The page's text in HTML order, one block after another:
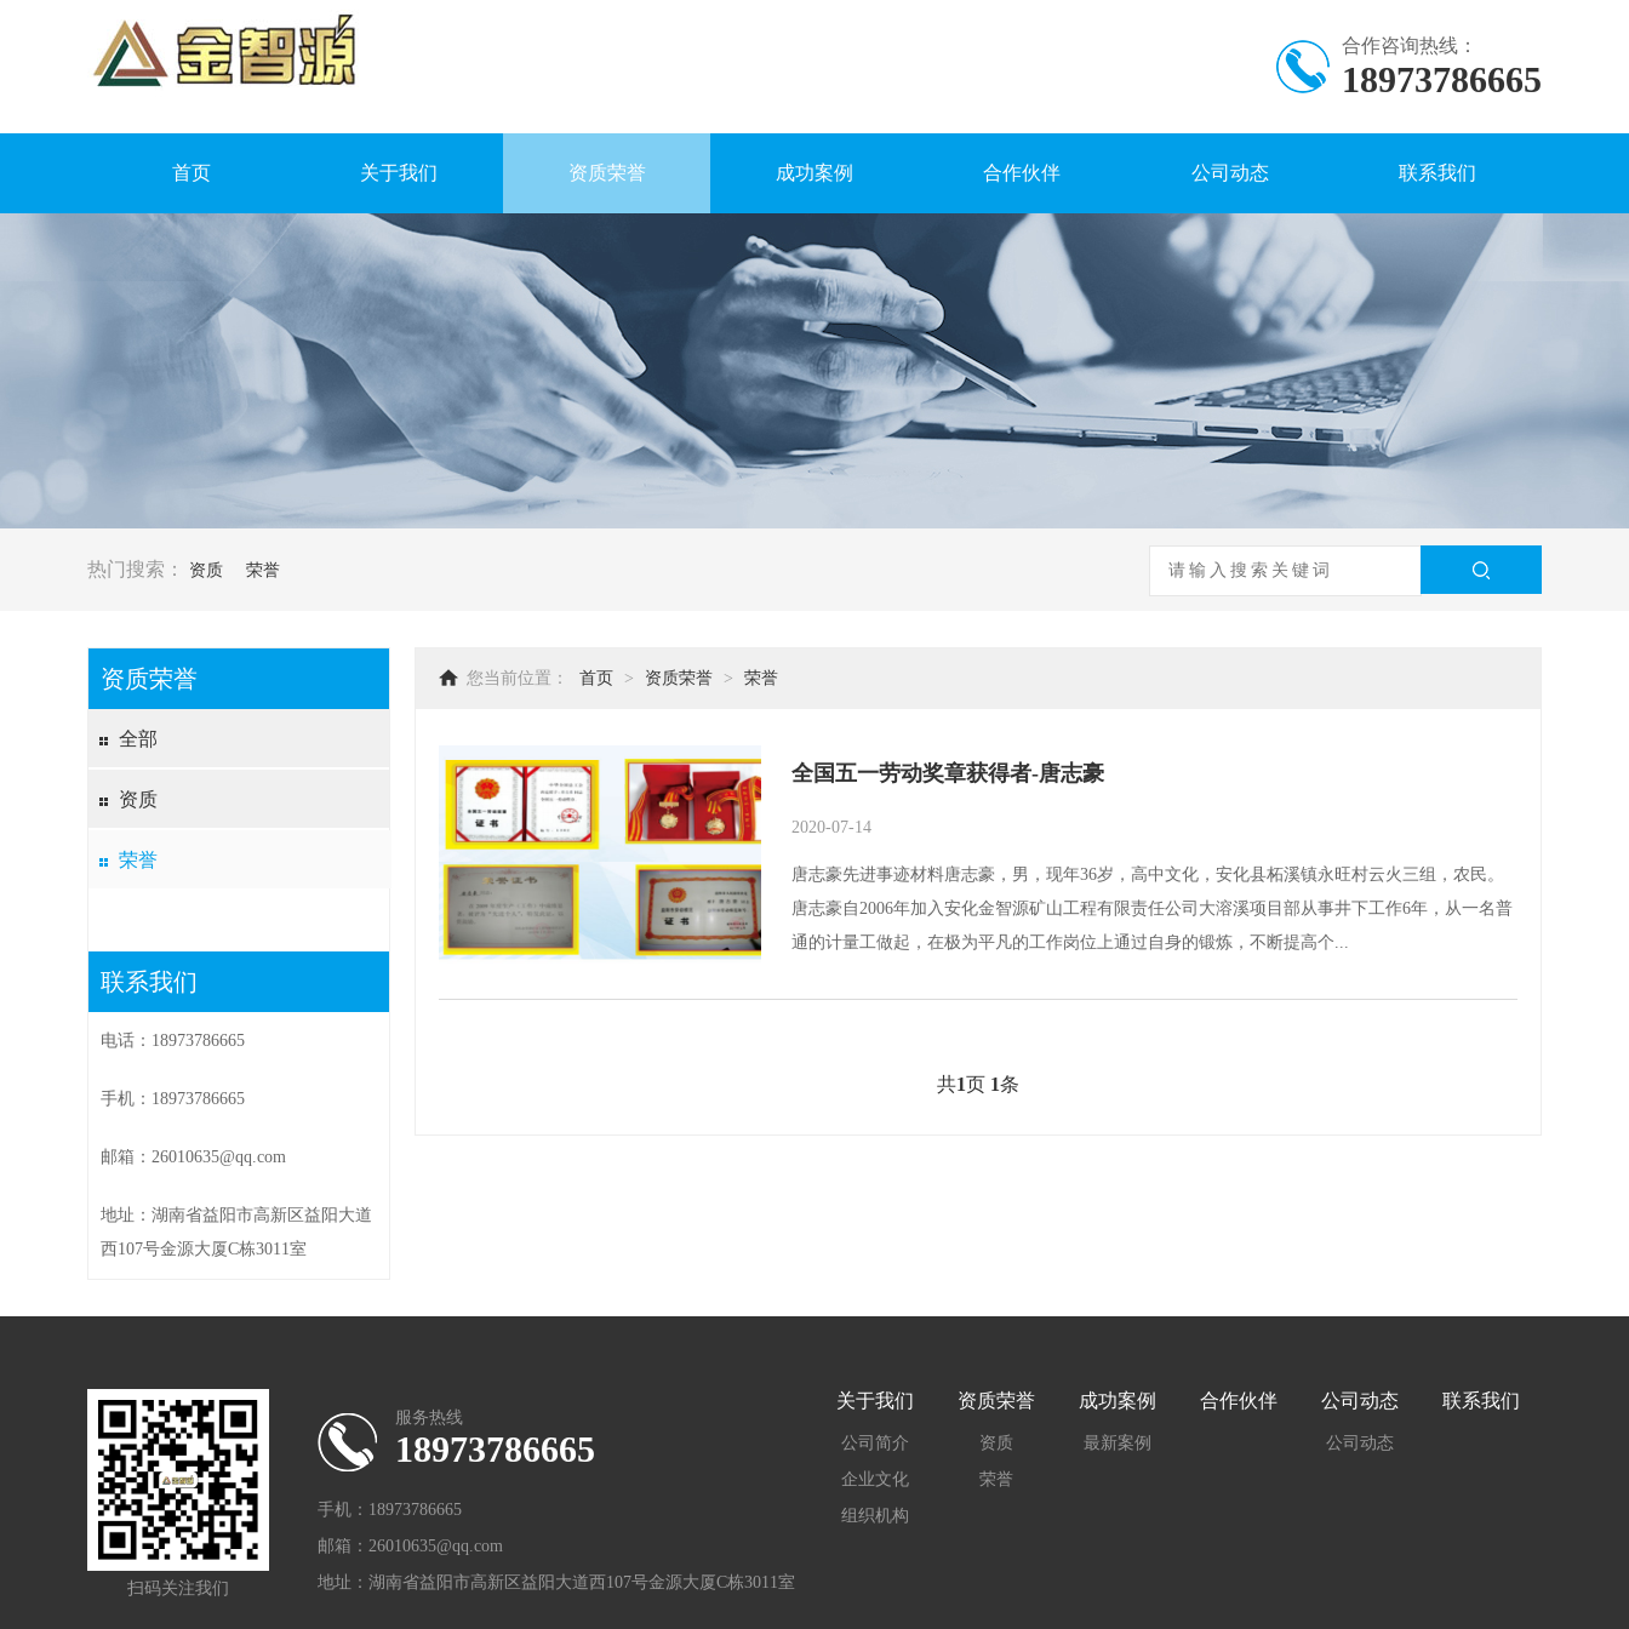
合作咨询热线：
18973786665
首页 关于我们 资质荣誉 成功案例 合作伙伴 公司动态 联系我们
热门搜索： 资质 荣誉
资质荣誉
全部
资质
荣誉
联系我们
电话：18973786665
手机：18973786665
邮箱：26010635@qq.com
地址：湖南省益阳市高新区益阳大道
西107号金源大厦C栋3011室
您当前位置： 首页 > 资质荣誉 > 荣誉
全国五一劳动奖章获得者-唐志豪
2020-07-14
唐志豪先进事迹材料唐志豪，男，现年36岁，高中文化，安化县柘溪镇永旺村云火三组，农民。
唐志豪自2006年加入安化金智源矿山工程有限责任公司大溶溪项目部从事井下工作6年，从一名普
通的计量工做起，在极为平凡的工作岗位上通过自身的锻炼，不断提高个...
共1页 1条
扫码关注我们
服务热线
18973786665
手机：18973786665
邮箱：26010635@qq.com
地址：湖南省益阳市高新区益阳大道西107号金源大厦C栋3011室
关于我们
公司简介
企业文化
组织机构
资质荣誉
资质
荣誉
成功案例
最新案例
合作伙伴 公司动态
公司动态
联系我们